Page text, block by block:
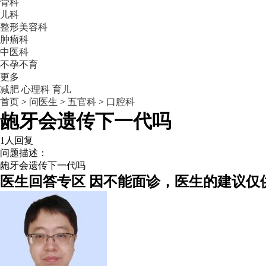
骨科
儿科
整形美容科
肿瘤科
中医科
不孕不育
更多
减肥 心理科 育儿
首页 > 问医生 > 五官科 > 口腔科
龅牙会遗传下一代吗
1人回复
问题描述：
龅牙会遗传下一代吗
医生回答专区 因不能面诊，医生的建议仅